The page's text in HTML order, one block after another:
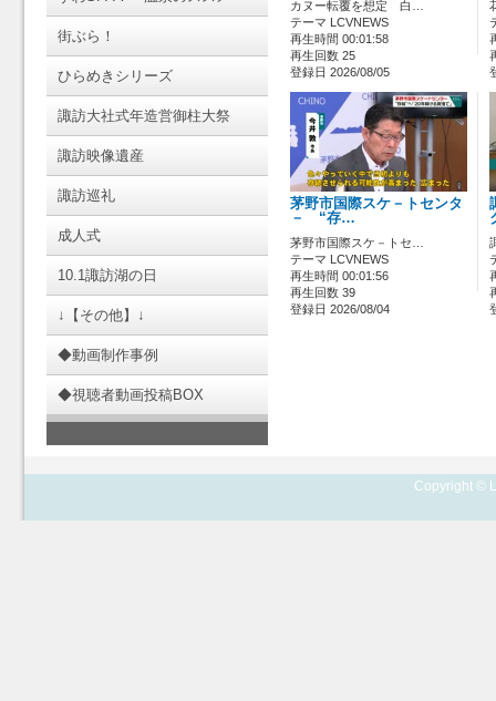
街ぶら！
ひらめきシリーズ
諏訪大社式年造営御柱大祭
諏訪映像遺産
諏訪巡礼
成人式
10.1諏訪湖の日
↓【その他】↓
◆動画制作事例
◆視聴者動画投稿BOX
カヌー転覆を想定 白…
テーマ LCVNEWS
再生時間 00:01:58
再生回数 25
登録日 2026/08/05
茅野市国際スケ－トセンタ
－ “存…
茅野市国際スケ－トセ…
テーマ LCVNEWS
再生時間 00:01:56
再生回数 39
登録日 2026/08/04
Copyright ©